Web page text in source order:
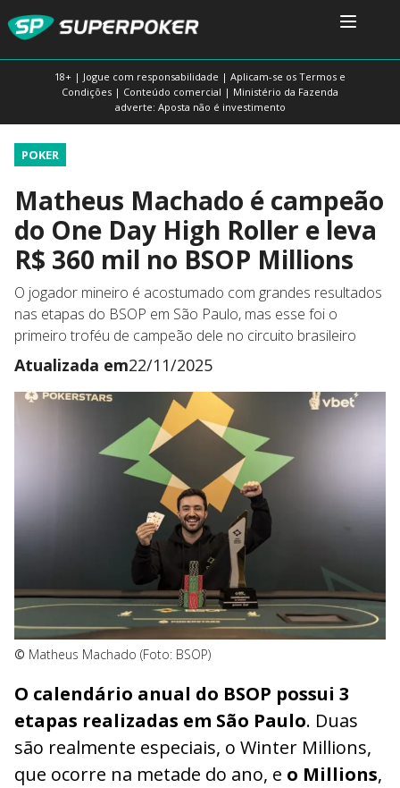
18+ | Jogue com responsabilidade | Aplicam-se os Termos e
Condições | Conteúdo comercial | Ministério da Fazenda
adverte: Aposta não é investimento
POKER
Matheus Machado é campeão
do One Day High Roller e leva
R$ 360 mil no BSOP Millions
O jogador mineiro é acostumado com grandes resultados
nas etapas do BSOP em São Paulo, mas esse foi o
primeiro troféu de campeão dele no circuito brasileiro
Atualizada em22/11/2025
© Matheus Machado (Foto: BSOP)
O calendário anual do BSOP possui 3
etapas realizadas em São Paulo. Duas
são realmente especiais, o Winter Millions,
que ocorre na metade do ano, e o Millions,